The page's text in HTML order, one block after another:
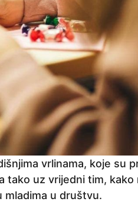
vrlinama, koje su
tako uz vrijedni tim, kako
u društvu.